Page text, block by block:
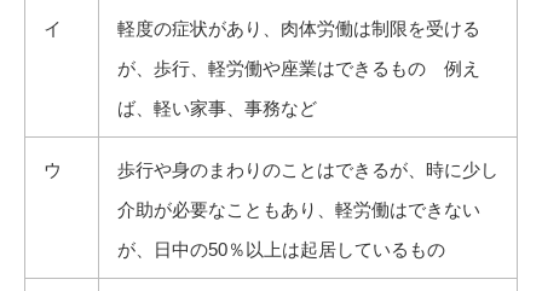
イ
軽度の症状があり、肉体労働は制限を受ける
が、歩行、軽労働や座業はできるもの 例え
ば、軽い家事、事務など
ウ
歩行や身のまわりのことはできるが、時に少し
介助が必要なこともあり、軽労働はできない
が、日中の50％以上は起居しているもの